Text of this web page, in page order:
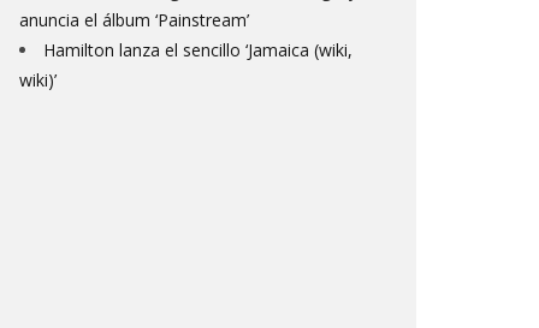
anuncia el álbum ‘Painstream’
Hamilton lanza el sencillo ‘Jamaica (wiki,
wiki)’